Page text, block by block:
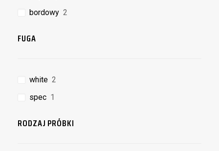
bordowy 2
FUGA
white 2
spec 1
RODZAJ PRÓBKI